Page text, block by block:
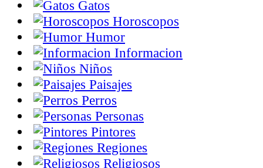
Gatos
Horoscopos
Humor
Informacion
Niños
Paisajes
Perros
Personas
Pintores
Regiones
Religiosos